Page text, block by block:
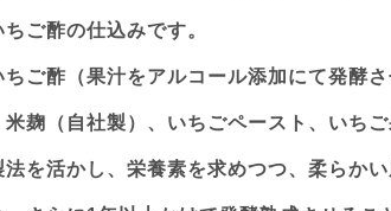
ご酢の仕込みです。
ご酢（果汁をアルコール添加にて発酵
米麹（自社製）、いちごペースト、いち
を活かし、栄養素を求めつつ、柔らか